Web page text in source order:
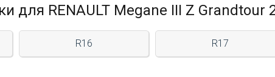
для RENAULT Megane III Z Grandtour
R16 R17